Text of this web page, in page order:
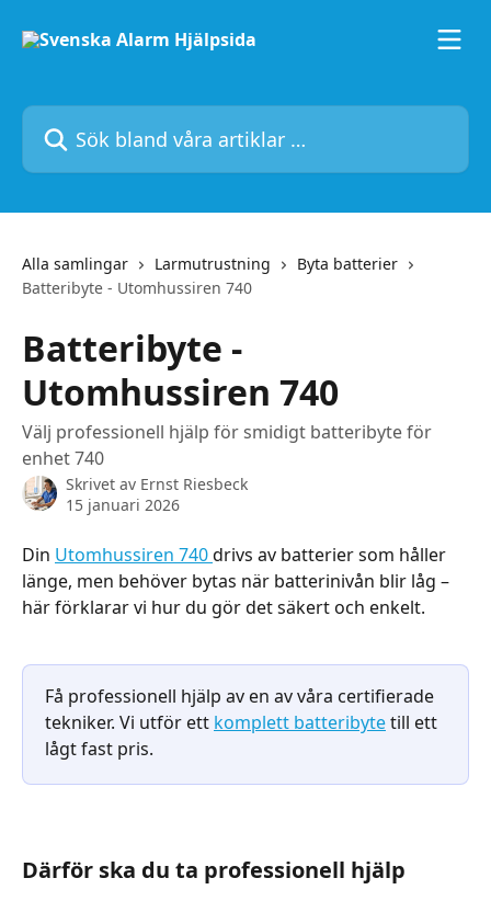
Sök bland våra artiklar …
Alla samlingar Larmutrustning
Byta batterier
Batteribyte - Utomhussiren 740
Batteribyte -
Utomhussiren 740
Välj professionell hjälp för smidigt batteribyte för
enhet 740
Skrivet av Ernst Riesbeck
15 januari 2026
Din Utomhussiren 740 drivs av batterier som håller
länge, men behöver bytas när batterinivån blir låg –
här förklarar vi hur du gör det säkert och enkelt.
Få professionell hjälp av en av våra certifierade
tekniker. Vi utför ett komplett batteribyte till ett
lågt fast pris.
Därför ska du ta professionell hjälp